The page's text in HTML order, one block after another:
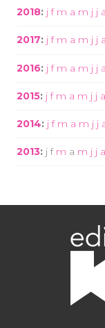
2018: j f m a m j j a
2017: j f m a m j j a
2016: j f m a m j j a
2015: j f m a m j j a
2014: j f m a m j j
2013: j f m a m j j a